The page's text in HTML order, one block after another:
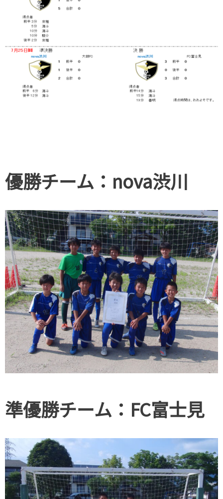
優勝チーム：nova渋川
準優勝チーム：FC富士見